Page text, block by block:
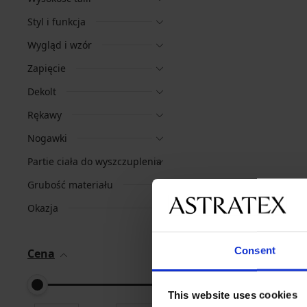
Consent
This website uses cookies
Styl i funkcja
Wygląd i wzór
Zapięcie
Dekolt
Rękawy
Nogawki
Partie ciała do wyszczuplenia
Grubość materiału
Okazja
Cena